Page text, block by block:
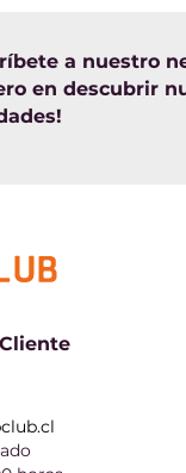
a nuestro
en descubrir